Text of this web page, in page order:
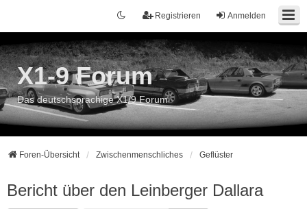
Anmelden
Registrieren
X1-9 Forum
Das deutschsprachige X1/9 Forum
Foren-Übersicht Zwischenmenschliches Geflüster
Bericht über den Leinberger Dallara